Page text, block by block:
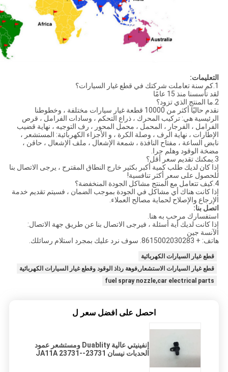
التعليمات:
1.كم سنة تعاملت شركتك في قطع غيار السيارات؟
لقد تأسسنا منذ 15 عامًا
2.ما المنتج الذي تزود؟
نقدم حاليًا أكثر من 10000 قطعة غيار سيارات مختلفة ، وخطوطنا
الرئيسية هي: تركيب المحرك ، ذراع التحكم ، وسادات الفرامل ، قرص
الفرامل ، الفرجار ، المحمل ، محمل المحور ، رف التوجيه ، نهاية قضيب
الإطارات ، نهاية الرف ، وصلة الكرة ، و الأجزاء الكهربائية: المستشعر ،
نابض الساعة ، مفتاح النافذة ، شمعة الإشعال ، ملف الإشعال ، حاقن ،
مضخة الوقود وهلم جرا.
3.يمكنك تقديم سعر أقل؟
إذا كان لديك طلب كمية أكبر بكثير خارج النطاق المقترح ، يرجى الاتصال بنا
للحصول على سعر أكثر تنافسية!
4.كيف تتعامل مع المنتج مشاكل الجودة المنخفضة؟
إذا كانت هناك أي مشاكل في الجودة بموجب الضمان ، فسيتم تقديم خدمة
الإرجاع والإصلاح لحماية مصالح العملاء.
اتصل بنا:
استفسارك مرحب به هنا.
إذا كانت لديك أية أسئلة ، فيرجى الاتصال بنا عن طريق جهة الاتصال:
الآنسة جين
هاتف: + 8615002030283. سوف نرد عليك بمجرد استلام رسائلك.
قطع غيار السيارات الكهربائية
قطع غيار السيارات الاستشعار,فوهة رذاذ الوقود وقطع غيار السيارات الكهربائية
fuel spray nozzle,car electrical parts
احصل على افضل سعر ل
إنفينيتي عالية Duablity ومستشعر عمود
الحدبات نيسان 23731-JA11A 23731-